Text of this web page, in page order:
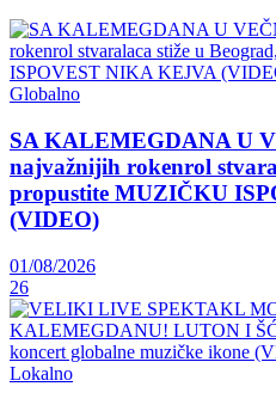
Globalno
SA KALEMEGDANA U
najvažnijih rokenrol
propustite MUZIČKU
(VIDEO)
01/08/2026
26
Lokalno